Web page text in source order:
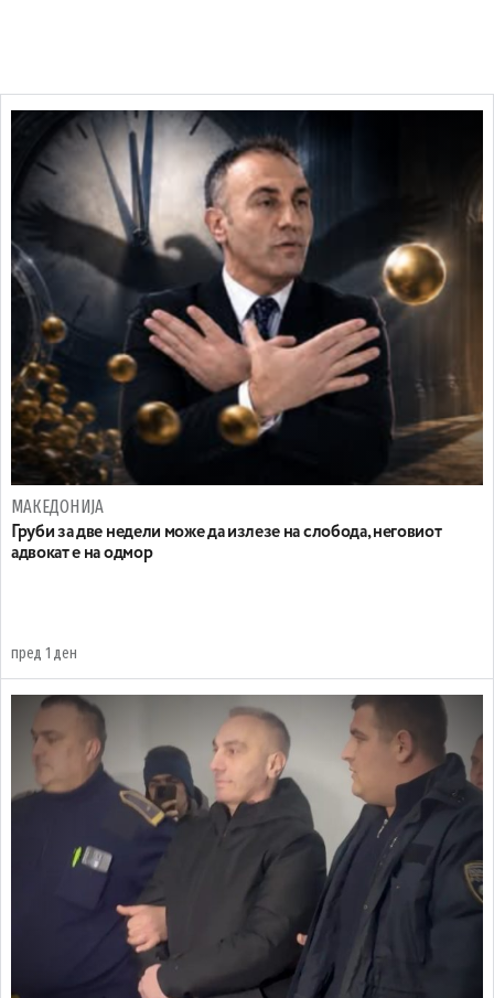
МАКЕДОНИЈА
Груби за две недели може да излезе на слобода, неговиот
адвокат е на одмор
пред 1 ден